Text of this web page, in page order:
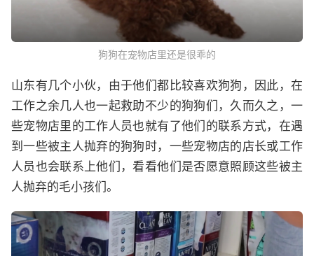
狗狗在宠物店里还是很乖的
山东有几个小伙，由于他们都比较喜欢狗狗，因此，在
工作之余几人也一起救助不少的狗狗们，久而久之，一
些宠物店里的工作人员也就有了他们的联系方式，在遇
到一些被主人抛弃的狗狗时，一些宠物店的店长或工作
人员也会联系上他们，看看他们是否愿意照顾这些被主
人抛弃的毛小孩们。